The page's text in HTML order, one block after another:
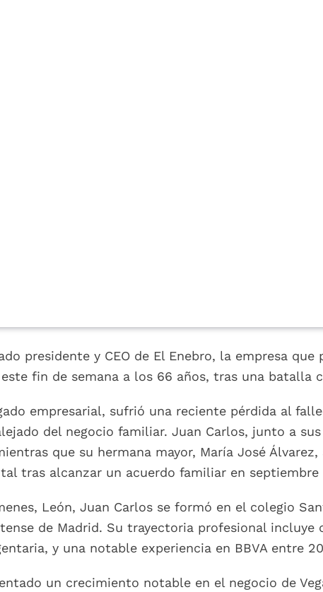
presidente y CEO de El Enebro, la empresa que
fin de semana a los 66 años, tras una batalla
empresarial, sufrió una reciente pérdida al
del negocio familiar. Juan Carlos, junto a
que su hermana mayor, María José
tras alcanzar un acuerdo familiar en septiembre
León, Juan Carlos se formó en el colegio
de Madrid. Su trayectoria profesional incluye
y una notable experiencia en BBVA entre
un crecimiento notable en el negocio de